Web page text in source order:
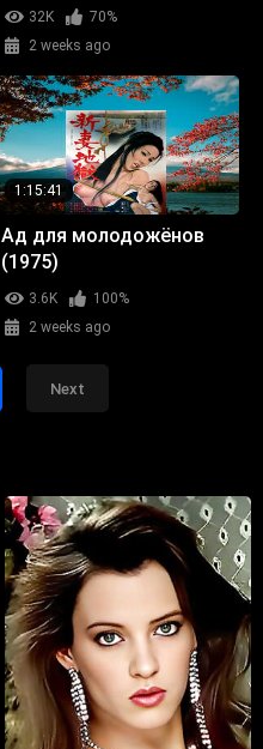
32K
70%
2 weeks ago
1:15:41
Ад для молодожёнов
(1975)
3.6K
100%
2 weeks ago
Next